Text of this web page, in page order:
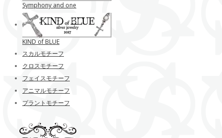
Symphony and one
KIND of BLUE
スカルモチーフ
クロスモチーフ
フェイスモチーフ
アニマルモチーフ
プラントモチーフ